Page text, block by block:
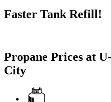
Faster Tank Refill!
Propane Prices at
City